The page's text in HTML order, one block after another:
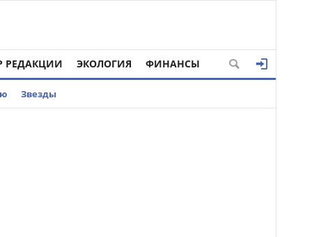
РЕДАКЦИИ ЭКОЛОГИЯ ФИНАНСЫ
Звезды